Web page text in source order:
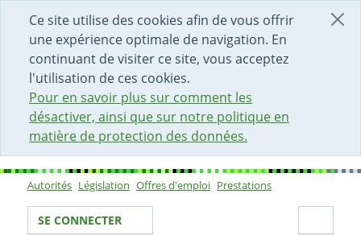
Ce site utilise des cookies afin de vous offrir
une expérience optimale de navigation. En
continuant de visiter ce site, vous acceptez
l'utilisation de ces cookies.
Pour en savoir plus sur comment les
désactiver, ainsi que sur notre politique en
matière de protection des données.
DÉBUT DU CONTENU DE LA PAGE
ACCÈS AU CHAMP DE RECHERCHE
PAGE D'ACCUEIL
FORMULAIRE DE CONTACT
Sous-navigation
Autorités Législation Offres d'emploi Prestations
Votre identité
SE CONNECTER